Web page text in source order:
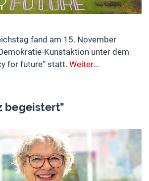
fand am 15. November
Kunstaktion unter dem
for future” statt. Weiter...
begeistert"